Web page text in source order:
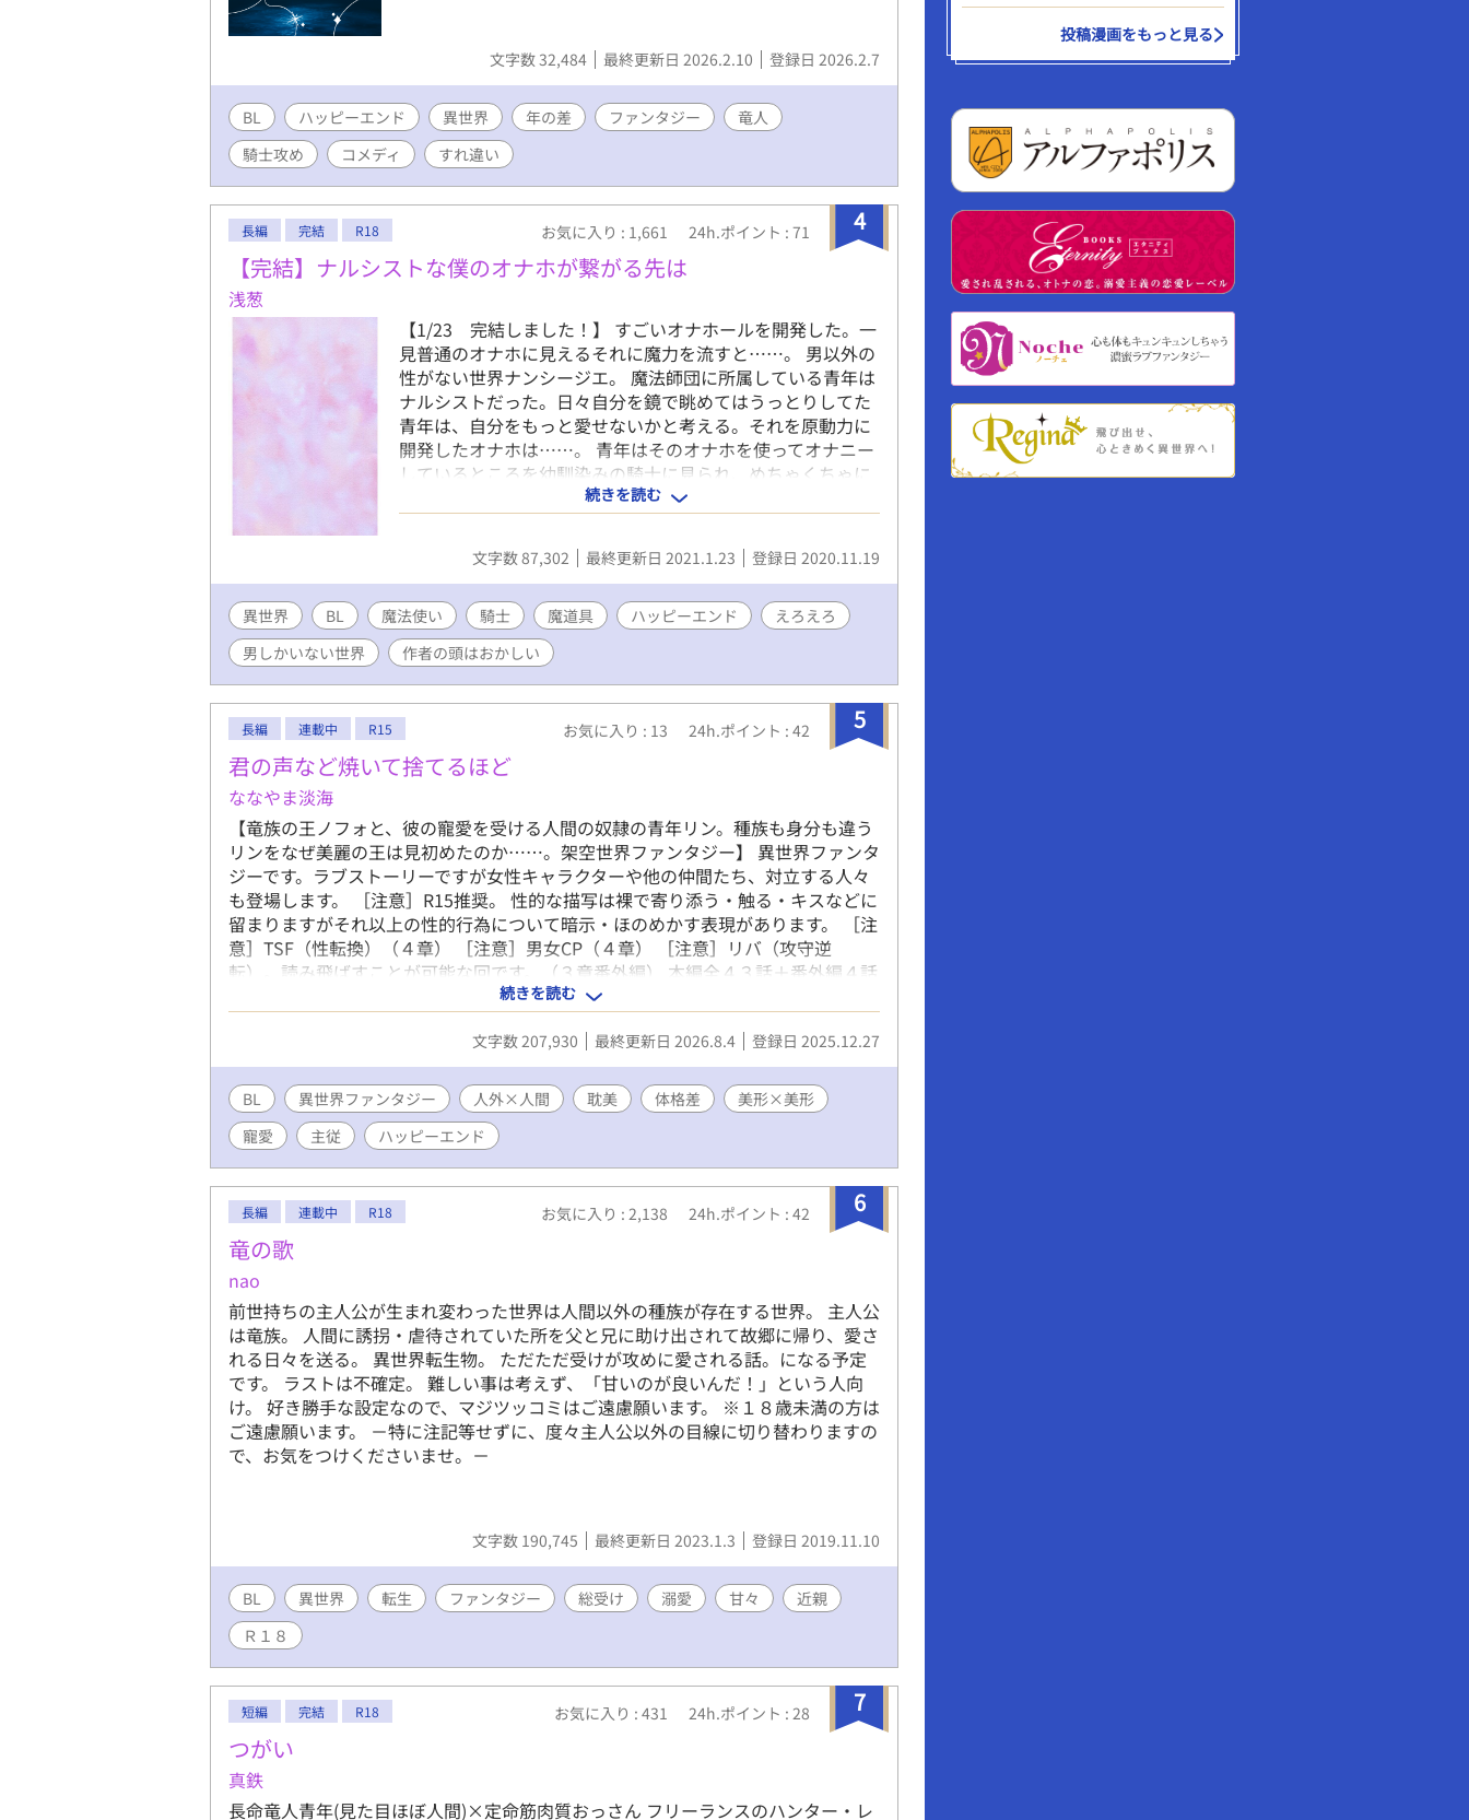
文字数 32,484 最終更新日 2026.2.10 登録日 2026.2.7
BL ハッピーエンド 異世界 年の差 ファンタジー
竜人
騎士攻め
コメディ すれ違い
4
長編 完結 R18 お気に入り : 1,661 24h.ポイント : 71
【完結】ナルシストな僕のオナホが繋がる先は
浅葱
【1/23 完結しました！】 すごいオナホールを開発した。一
見普通のオナホに見えるそれに魔力を流すと……。 男以外の
性がない世界ナンシージエ。 魔法師団に所属している青年は
ナルシストだった。日々自分を鏡で眺めてはうっとりしてた
青年は、自分をもっと愛せないかと考える。それを原動力に
開発したオナホは……。 青年はそのオナホを使ってオナニー
しているところを幼馴染みの騎士に見られ、めちゃくちゃに
犯されてしまう。犯される自分も好きかも、とそれから騎士
と関係を持つ青年。普通ではないＨに騎士もまたのめり込ん
でいき……。 巨根騎士（人外混血・竜族・童貞）×ナルシス
ト魔法使い。あほエロハッピーエンド？ です。 短編の予定
ナニー／セルフセックス／疑似二輪挿し／巨根／尿道責め／
快楽堕ち／貞操観念皆無／魔法師団長はビッチ（何
続きを読む
文字数 87,302 最終更新日 2021.1.23 登録日 2020.11.19
異世界 BL 魔法使い 騎士 魔道具 ハッピーエンド
えろえろ
男しかいない世界
作者の頭はおかしい
5
長編 連載中 R15 お気に入り : 13 24h.ポイント : 42
君の声など焼いて捨てるほど
ななやま淡海
【竜族の王ノフォと、彼の寵愛を受ける人間の奴隷の青年リン。種族も身分も違う
リンをなぜ美麗の王は見初めたのか……。架空世界ファンタジー】 異世界ファンタ
ジーです。ラブストーリーですが女性キャラクターや他の仲間たち、対立する人々
も登場します。 ［注意］R15推奨。 性的な描写は裸で寄り添う・触る・キスなどに
留まりますがそれ以上の性的行為について暗示・ほのめかす表現があります。 ［注
意］TSF（性転換）（４章） ［注意］男女CP（４章） ［注意］リバ（攻守逆
転）。読み飛ばすことが可能な回です。（３章番外編） 本編全４３話＋番外編４話
予定。文字数未定。 pixivにも投稿しています。
https://www.pixiv.net/novel/series/15165011
続きを読む
文字数 207,930 最終更新日 2026.8.4 登録日 2025.12.27
BL 異世界ファンタジー 人外×人間 耽美 体格差
美形×美形
寵愛
主従 ハッピーエンド
6
長編 連載中 R18 お気に入り : 2,138 24h.ポイント : 42
竜の歌
nao
前世持ちの主人公が生まれ変わった世界は人間以外の種族が存在する世界。 主人公
は竜族。 人間に誘拐・虐待されていた所を父と兄に助け出されて故郷に帰り、愛さ
れる日々を送る。 異世界転生物。 ただただ受けが攻めに愛される話。になる予定
です。 ラストは不確定。 難しい事は考えず、「甘いのが良いんだ！」という人向
け。 好き勝手な設定なので、マジツッコミはご遠慮願います。 ※１８歳未満の方は
ご遠慮願います。 －特に注記等せずに、度々主人公以外の目線に切り替わりますの
で、お気をつけくださいませ。－
文字数 190,745 最終更新日 2023.1.3 登録日 2019.11.10
BL 異世界 転生 ファンタジー 総受け 溺愛 甘々
近親
Ｒ１８
7
短編 完結 R18 お気に入り : 431 24h.ポイント : 28
つがい
真鉄
長命竜人青年(見た目ほぼ人間)×定命筋肉質おっさん フリーランスのハンター・レ
投稿漫画をもっと見る